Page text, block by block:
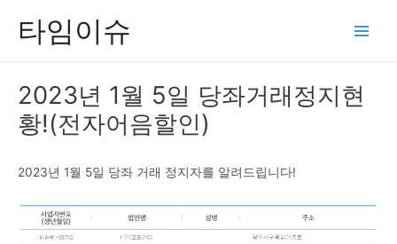
타임이슈
2023년 1월 5일 당좌거래정지현
황!(전자어음할인)
2023년 1월 5일 당좌 거래 정지자를 알려드립니다!